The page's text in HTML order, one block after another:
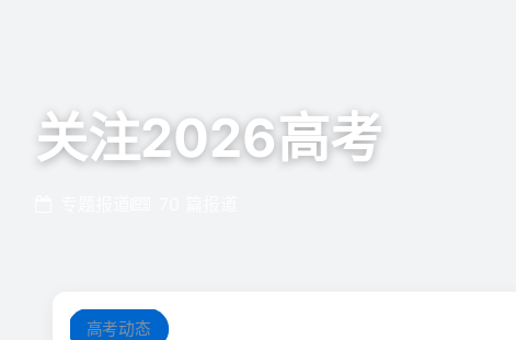
关注2026高考
高考动态